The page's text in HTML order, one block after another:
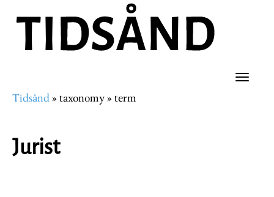
hovedinnhold
Toggle
Navigasjonssti
Tidsånd taxonomy term
Jurist